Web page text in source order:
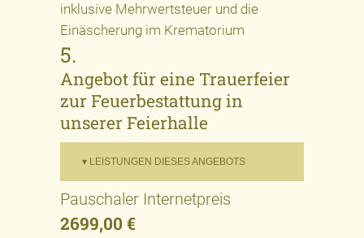
inklusive Mehrwertsteuer und die
Einäscherung im Krematorium
5.
Angebot für eine Trauerfeier
zur Feuerbestattung in
unserer Feierhalle
▾ LEISTUNGEN DIESES ANGEBOTS
Pauschaler Internetpreis
2699,00 €